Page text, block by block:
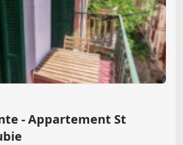
- Appartement St